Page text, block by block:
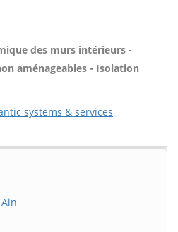
des murs intérieurs -
aménageables - Isolation
systems & services